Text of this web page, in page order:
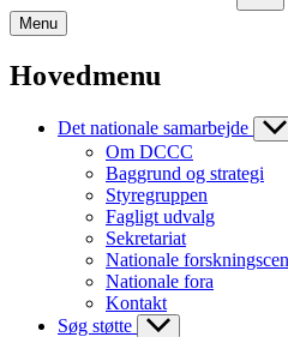
Menu
Hovedmenu
Det nationale samarbejde
Om DCCC
Baggrund og strategi
Styregruppen
Fagligt udvalg
Sekretariat
Nationale
Nationale fora
Kontakt
Søg støtte